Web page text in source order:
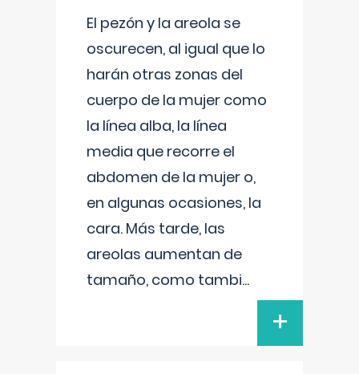
El pezón y la areola se
oscurecen, al igual que lo
harán otras zonas del
cuerpo de la mujer como
la línea alba, la línea
media que recorre el
abdomen de la mujer o,
en algunas ocasiones, la
cara. Más tarde, las
areolas aumentan de
tamaño, como tambi...
+